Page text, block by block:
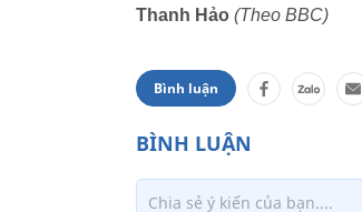
Thanh Hảo (Theo BBC)
Bình luận